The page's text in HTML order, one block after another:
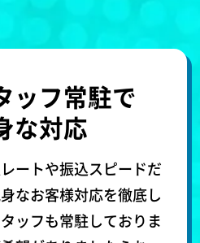
ッフ常駐で
な対応
ートや振込スピードだ
なお客様対応を徹底し
ッフも常駐しておりま